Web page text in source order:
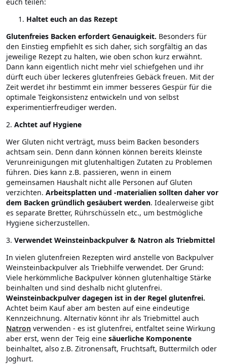
Haltet euch an das Rezept
Glutenfreies Backen erfordert Genauigkeit. Besonders für
den Einstieg empfiehlt es sich daher, sich sorgfältig an das
jeweilige Rezept zu halten, wie oben schon kurz erwähnt.
Dann kann eigentlich nicht mehr viel schiefgehen und ihr
dürft euch über leckeres glutenfreies Gebäck freuen. Mit der
Zeit werdet ihr bestimmt ein immer besseres Gespür für die
optimale Teigkonsistenz entwickeln und von selbst
experimentierfreudiger werden.
2. Achtet auf Hygiene
Wer Gluten nicht verträgt, muss beim Backen besonders
achtsam sein. Denn dann können können bereits kleinste
Verunreinigungen mit glutenhaltigen Zutaten zu Problemen
führen. Dies kann z.B. passieren, wenn in einem
gemeinsamen Haushalt nicht alle Personen auf Gluten
verzichten. Arbeitsplatten und -materialien sollten daher vor
dem Backen gründlich gesäubert werden. Idealerweise gibt
es separate Bretter, Rührschüsseln etc., um bestmögliche
Hygiene sicherzustellen.
3. Verwendet Weinsteinbackpulver & Natron als Triebmittel
In vielen glutenfreien Rezepten wird anstelle von Backpulver
Weinsteinbackpulver als Triebhilfe verwendet. Der Grund:
Viele herkömmliche Backpulver können glutenhaltige Stärke
beinhalten und sind deshalb nicht glutenfrei.
Weinsteinbackpulver dagegen ist in der Regel glutenfrei.
Achtet beim Kauf aber am besten auf eine eindeutige
Kennzeichnung. Alternativ könnt ihr als Triebmittel auch
Natron verwenden - es ist glutenfrei, entfaltet seine Wirkung
aber erst, wenn der Teig eine säuerliche Komponente
beinhaltet, also z.B. Zitronensaft, Fruchtsaft, Buttermilch oder
Joghurt.